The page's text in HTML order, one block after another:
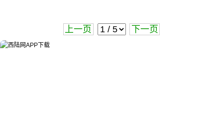
上一页 下一页